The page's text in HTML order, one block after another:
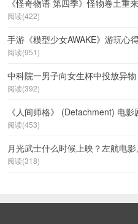
《怪奇物语 第四季》怪物卷土重
阅读(422)
手游《模型少女AWAKE》游玩心
阅读(951)
中科院一男子向女生杯中投放异
阅读(392)
《人间师格》 (Detachment) 电
阅读(453)
月光武士什么时候上映？左航电
阅读(318)